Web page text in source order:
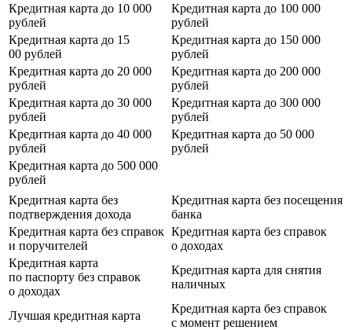
Кредитная карта до 10 000
рублей
Кредитная карта до 100 000
рублей
Кредитная карта до 15
00 рублей
Кредитная карта до 150 000
рублей
Кредитная карта до 20 000
рублей
Кредитная карта до 200 000
рублей
Кредитная карта до 30 000
рублей
Кредитная карта до 300 000
рублей
Кредитная карта до 40 000
рублей
Кредитная карта до 50 000
рублей
Кредитная карта до 500 000
рублей
Кредитная карта без
подтверждения дохода
Кредитная карта без посещения
банка
Кредитная карта без справок
и поручителей
Кредитная карта без справок
о доходах
Кредитная карта
по паспорту без справок
о доходах
Кредитная карта для снятия
наличных
Лучшая кредитная карта
Кредитная карта без справок
с момент решением